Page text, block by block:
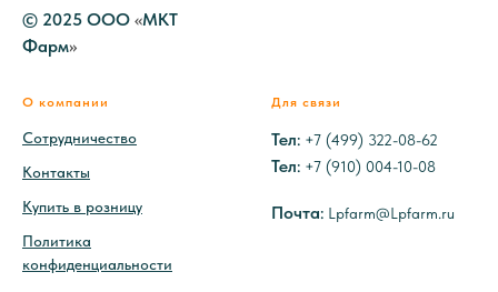
© 2025 ООО «МКТ
Фарм»
О компании
Сотрудничество
Контакты
Купить в розницу
Политика
конфиденциальности
Для связи
Тел: +7 (499) 322-08-62
Тел: +7 (910) 004-10-08
Почта: Lpfarm@Lpfarm.ru